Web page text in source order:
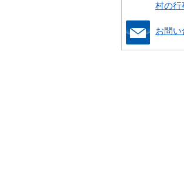
村の行
お問